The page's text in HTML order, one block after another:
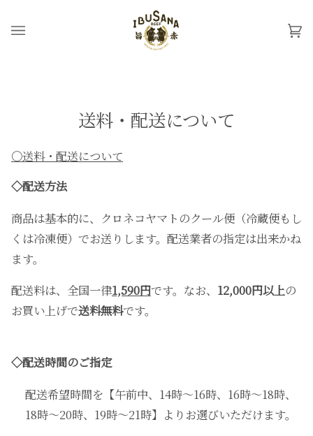
カ
送料・配送について
〇送料・配送について
◇配送方法
商品は基本的に、クロネコヤマトのクール便（冷蔵便もし
くは冷凍便）でお送りします。配送業者の指定は出来かね
ます。
配送料は、全国一律1,590円です。なお、 12,000円以上の
お買い上げで送料無料です。
◇配送時間のご指定
配送希望時間を【午前中、14時～16時、16時～18時、
18時～20時、19時～21時】よりお選びいただけます。